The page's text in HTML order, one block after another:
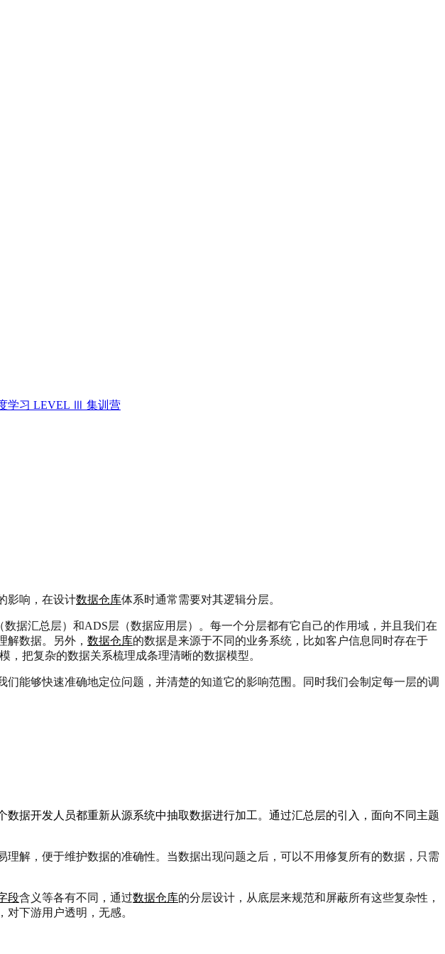
学习 LEVEL Ⅲ 集训营
影响，在设计数据仓库体系时通常需要对其逻辑分层。
据汇总层）和ADS层（数据应用层）。每一个分层都有它自己的作用域，并且我们在
数据。 另外， 数据仓库的数据是来源于不同的业务系统，比如客户信息同时存在于
，把复杂的数据关系梳理成条理清晰的数据模型。
能够快速准确地定位问题，并清楚的知道它的影响范围。
同时我们会制定每一层的调
据开发人员都重新从源系统中抽取数据进行加工。通过汇总层的引入，面向不同主题
解，便于维护数据的准确性。当数据出现问题之后，可以不用修复所有的数据，只需
段含义等各有不同，通过数据仓库的分层设计，从底层来规范和屏蔽所有这些复杂性，
对下游用户透明，无感。